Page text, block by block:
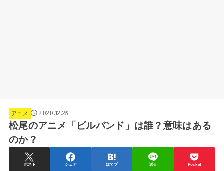
アニメ 2020.12.25
松尾のアニメ「ビルバンド」は誰？意味はある
のか？
ポスト シェア はてブ 送る Pocket